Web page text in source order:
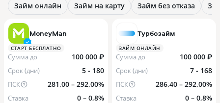
Займ онлайн Займ на карту Займ без отказа
MoneyMan
СТАРТ БЕСПЛАТНО
Сумма до 100 000 ₽
Срок (дни) 5 - 180
ПСК 281,00 – 292,00%
Ставка 0 – 0,8%
Турбозайм
ЗАЙМ ОНЛАЙН
Сумма до 100 000 ₽
Срок (дни) 7 - 168
ПСК 286,40 – 292,00%
Ставка 0 – 0,8%